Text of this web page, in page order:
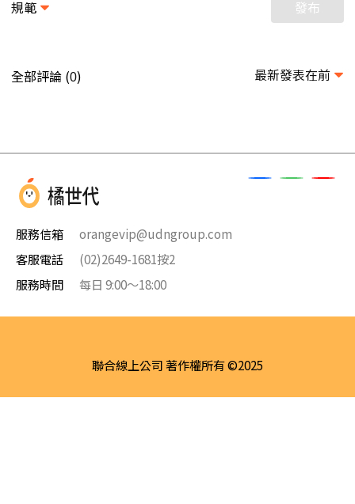
規範 發布
全部評論 (0) 最新發表在前
服務信箱
orangevip@udngroup.com
客服電話
(02)2649-1681按2
服務時間
每日 9:00～18:00
聯合線上公司 著作權所有 ©2025